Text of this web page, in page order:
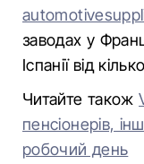
заводах у
Іспанії від
Читайте також
пенсіонерів,
робочий день